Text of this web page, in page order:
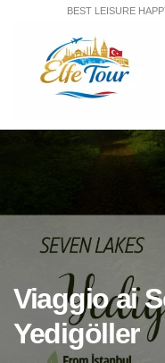
BEST LEISURE
Viaggio ai
Yedigöller